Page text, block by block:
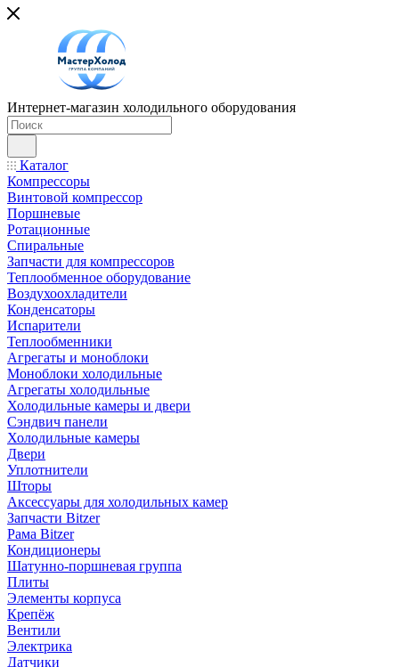
Интернет-магазин холодильного оборудования
Каталог
Компрессоры
Винтовой компрессор
Поршневые
Ротационные
Спиральные
Запчасти для компрессоров
Теплообменное оборудование
Воздухоохладители
Конденсаторы
Испарители
Теплообменники
Агрегаты и моноблоки
Моноблоки холодильные
Агрегаты холодильные
Холодильные камеры и двери
Сэндвич панели
Холодильные камеры
Двери
Уплотнители
Шторы
Аксессуары для холодильных камер
Запчасти Bitzer
Рама Bitzer
Кондиционеры
Шатунно-поршневая группа
Плиты
Элементы корпуса
Крепёж
Вентили
Электрика
Датчики